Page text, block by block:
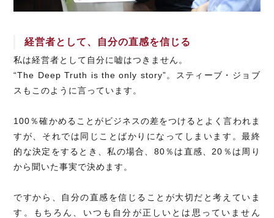
経営者として、自分の直感を信じる
私は経営者として自分に嘘はつきません。
“The Deep Truth is the only story”。スティーブ・ジョブ
スもこのように言っています。
100％確かめることがビジネスの差をつけるとよく言われま
すが、それでは同じことばかりになってしまいます。最終
的な決定をするとき、私の場合、80％は直感、20％は周り
から聞いた事実で決めます。
ですから、自分の直感を信じることが大切だと考えていま
す。もちろん、いつも自分が正しいとは思っていません